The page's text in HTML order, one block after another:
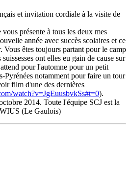
et invitation cordiale à la visite de
présente à tous les deux mes
année avec succès scolaires et ce
êtes toujours partant pour le camp
ont elles eu gain de cause sur
pour l'automne pour un petit
Pyrénées notamment pour faire un tour
film d'une des dernières
watch?v=JgEuusbvkSs#t=0).
2014. Toute l'équipe SCJ est la
(Le Gaulois)